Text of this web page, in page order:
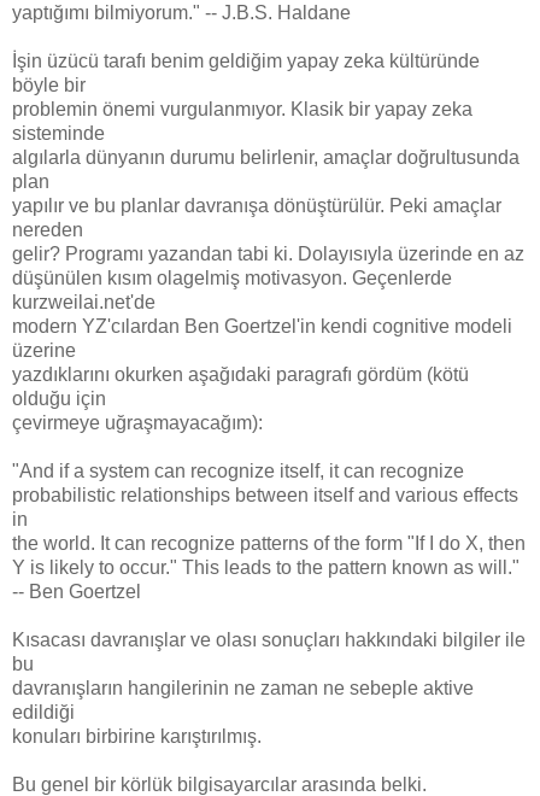
yaptığımı bilmiyorum." -- J.B.S. Haldane
İşin üzücü tarafı benim geldiğim yapay zeka kültüründe
böyle bir
problemin önemi vurgulanmıyor. Klasik bir yapay zeka
sisteminde
algılarla dünyanın durumu belirlenir, amaçlar doğrultusunda
plan
yapılır ve bu planlar davranışa dönüştürülür. Peki amaçlar
nereden
gelir? Programı yazandan tabi ki. Dolayısıyla üzerinde en az
düşünülen kısım olagelmiş motivasyon. Geçenlerde
kurzweilai.net'de
modern YZ'cılardan Ben Goertzel'in kendi cognitive modeli
üzerine
yazdıklarını okurken aşağıdaki paragrafı gördüm (kötü
olduğu için
çevirmeye uğraşmayacağım):
"And if a system can recognize itself, it can recognize
probabilistic relationships between itself and various effects
in
the world. It can recognize patterns of the form "If I do X, then
Y is likely to occur." This leads to the pattern known as will."
-- Ben Goertzel
Kısacası davranışlar ve olası sonuçları hakkındaki bilgiler ile
bu
davranışların hangilerinin ne zaman ne sebeple aktive
edildiği
konuları birbirine karıştırılmış.
Bu genel bir körlük bilgisayarcılar arasında belki.